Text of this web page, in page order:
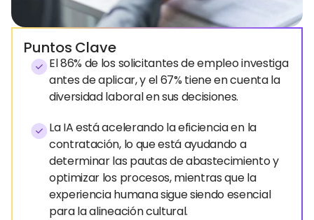
Puntos Clave
El 86% de los solicitantes de empleo investiga
antes de aplicar, y el 67% tiene en cuenta la
diversidad laboral en sus decisiones.
La IA está acelerando la eficiencia en la
contratación, lo que está ayudando a
determinar las pautas de abastecimiento y
optimizar los procesos, mientras que la
experiencia humana sigue siendo esencial
para la alineación cultural.